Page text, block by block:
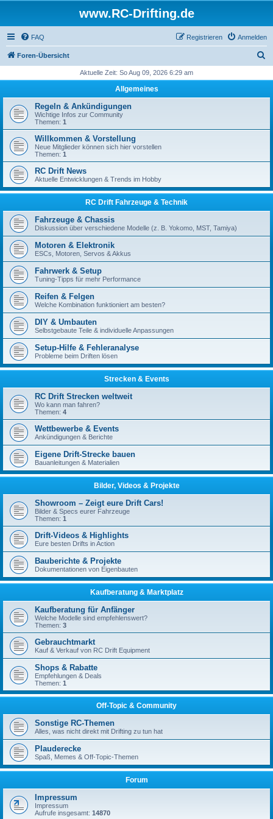
www.RC-Drifting.de
FAQ Anmelden
Registrieren
Foren-Übersicht
h
Aktuelle Zeit: So Aug 09, 2026 6:29 am
Allgemeines
Regeln & Ankündigungen
Wichtige Infos zur Community
Themen: 1
Willkommen & Vorstellung
Neue Mitglieder können sich hier vorstellen
Themen: 1
RC Drift News
Aktuelle Entwicklungen & Trends im Hobby
RC Drift Fahrzeuge & Technik
Fahrzeuge & Chassis
Diskussion über verschiedene Modelle (z. B. Yokomo, MST, Tamiya)
Motoren & Elektronik
ESCs, Motoren, Servos & Akkus
Fahrwerk & Setup
Tuning-Tipps für mehr Performance
Reifen & Felgen
Welche Kombination funktioniert am besten?
DIY & Umbauten
Selbstgebaute Teile & individuelle Anpassungen
Setup-Hilfe & Fehleranalyse
Probleme beim Driften lösen
Strecken & Events
RC Drift Strecken weltweit
Wo kann man fahren?
Themen: 4
Wettbewerbe & Events
Ankündigungen & Berichte
Eigene Drift-Strecke bauen
Bauanleitungen & Materialien
Bilder, Videos & Projekte
Showroom – Zeigt eure Drift Cars!
Bilder & Specs eurer Fahrzeuge
Themen: 1
Drift-Videos & Highlights
Eure besten Drifts in Action
Bauberichte & Projekte
Dokumentationen von Eigenbauten
Kaufberatung & Marktplatz
Kaufberatung für Anfänger
Welche Modelle sind empfehlenswert?
Themen: 3
Gebrauchtmarkt
Kauf & Verkauf von RC Drift Equipment
Shops & Rabatte
Empfehlungen & Deals
Themen: 1
Off-Topic & Community
Sonstige RC-Themen
Alles, was nicht direkt mit Drifting zu tun hat
Plauderecke
Spaß, Memes & Off-Topic-Themen
Forum
Impressum
Impressum
Aufrufe insgesamt: 14870